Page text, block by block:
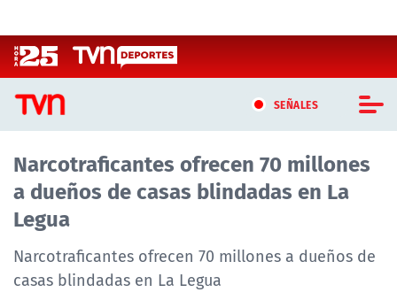
SEÑALES
CASTING MASTERCHEF CHILE
CASTING TVN VERTICAL
TVN VERTICAL
TVN PLAY
Narcotraficantes ofrecen 70 millones
a dueños de casas blindadas en La
Legua
Narcotraficantes ofrecen 70 millones a dueños de
casas blindadas en La Legua